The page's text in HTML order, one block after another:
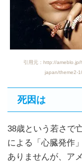
引用元：http://ameblo.jp/
japan/theme2-
死因は
38歳という若さで
による「心臓発作
ありませんが、ア